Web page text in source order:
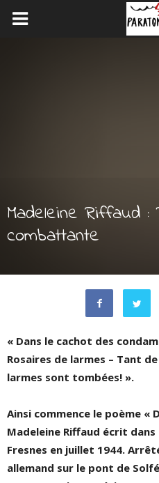
Madeleine Riffaud :
combattante
« Dans le cachot des
Rosaires de larmes – Tant
larmes sont tombées! ».
Ainsi commence le poème «
Madeleine Riffaud écrit
Fresnes en juillet 1944.
allemand sur le pont de